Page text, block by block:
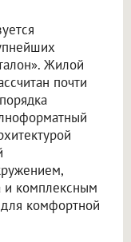
Жилой
почти
и комплексным
для комфортной